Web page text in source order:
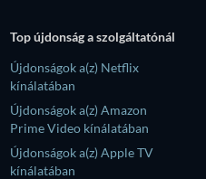
Top újdonság a szolgáltatónál
Újdonságok a(z) Netflix
kínálatában
Újdonságok a(z) Amazon
Prime Video kínálatában
Újdonságok a(z) Apple TV
kínálatában